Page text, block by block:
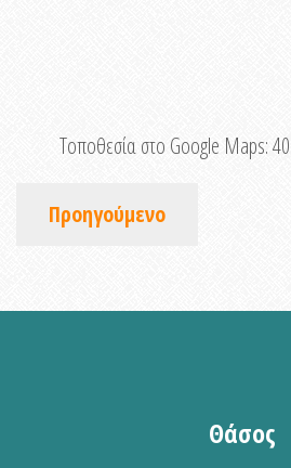
Τοποθεσία στο Google Maps:
Προηγούμενο
Θάσος